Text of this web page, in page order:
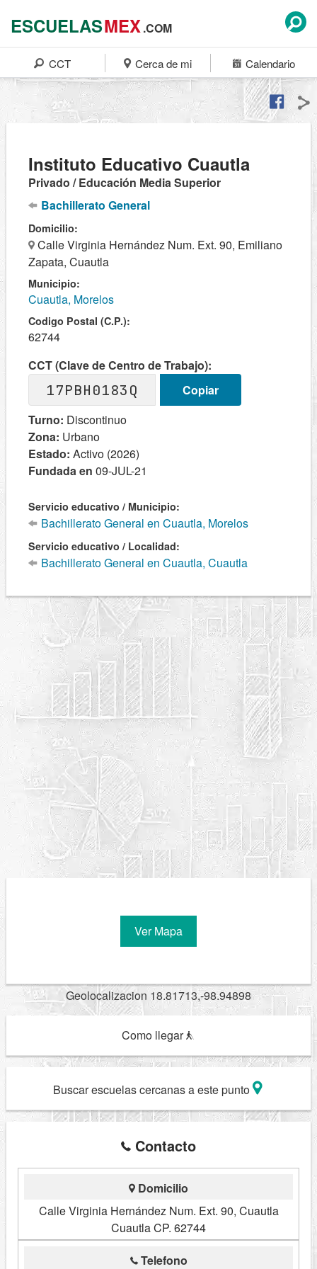
ESCUELASMEX.COM
CCT Cerca de mi Calendario
Instituto Educativo Cuautla
Privado / Educación Media Superior
Bachillerato General
Domicilio:
Calle Virginia Hernández Num. Ext. 90, Emiliano
Zapata, Cuautla
Municipio:
Cuautla, Morelos
Codigo Postal (C.P.):
62744
CCT (Clave de Centro de Trabajo):
17PBH0183Q
Copiar
Turno: Discontinuo
Zona: Urbano
Estado: Activo (2026)
Fundada en 09-JUL-21
Servicio educativo / Municipio:
Bachillerato General en Cuautla, Morelos
Servicio educativo / Localidad:
Bachillerato General en Cuautla, Cuautla
Ver Mapa
Geolocalizacion 18.81713,-98.94898
Como llegar
Buscar escuelas cercanas a este punto
Contacto
Domicilio
Calle Virginia Hernández Num. Ext. 90, Cuautla
Cuautla CP. 62744
Telefono